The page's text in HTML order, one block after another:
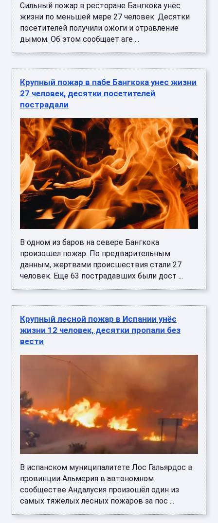
Сильный пожар в ресторане Бангкока унёс
жизни по меньшей мере 27 человек. Десятки
посетителей получили ожоги и отравление
дымом. Об этом сообщает аге ...
Крупный пожар в пабе Бангкока унес жизни
27 человек, десятки посетителей
пострадали
В одном из баров на севере Бангкока
произошел пожар. По предварительным
данным, жертвами происшествия стали 27
человек. Еще 63 пострадавших были дост ...
Крупный лесной пожар в Испании унёс
жизни 12 человек, десятки пропали без
вести
В испанском муниципалитете Лос Гальярдос в
провинции Альмерия в автономном
сообществе Андалусия произошёл один из
самых тяжёлых лесных пожаров за пос ...